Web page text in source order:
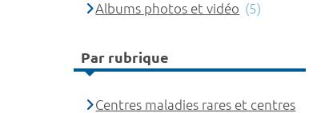
Albums photos et vidéo (5)
Par rubrique
Centres maladies rares et centres